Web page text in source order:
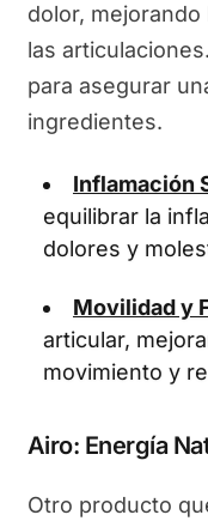
dolor,
las
para asegurar
ingredientes.
Inflamación
equilibrar la
dolores y
Movilidad y
articular,
movimiento y
Airo: Energía
Otro producto